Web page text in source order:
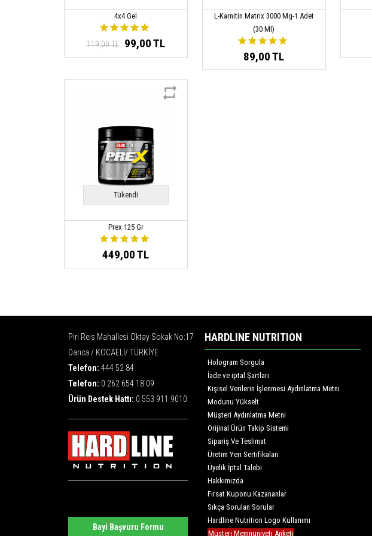
4x4 Gel
119,00 TL 99,00 TL
L-Karnitin Matrix 3000 Mg-1 Adet
(30 Ml)
89,00 TL
Tükendi
Prex 125 Gr
449,00 TL
Piri Reis Mahallesi Oktay Sokak No:17
Darıca / KOCAELİ/ TÜRKİYE
Telefon: 444 52 84
Telefon: 0 262 654 18 09
Ürün Destek Hattı: 0 553 911 9010
Bayi Başvuru Formu
HARDLINE NUTRITION
Hologram Sorgula
İade ve iptal Şartları
Kişisel Verilerin İşlenmesi Aydınlatma Metni
Modunu Yükselt
Müşteri Aydınlatma Metni
Orijinal Ürün Takip Sistemi
Sipariş Ve Teslimat
Üretim Yeri Sertifikaları
Üyelik İptal Talebi
Hakkımızda
Fırsat Kuponu Kazananlar
Sıkça Sorulan Sorular
Hardline Nutrition Logo Kullanımı
Müşteri Memnuniyeti Anketi